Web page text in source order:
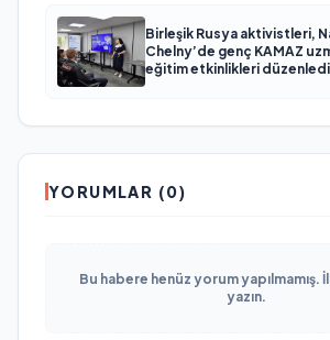
Birleşik Rusya aktivistleri,
Chelny’de genç KAMAZ
eğitim etkinlikleri düzenledi
YORUMLAR (0)
Bu habere henüz yorum yapılmamış.
yazın.